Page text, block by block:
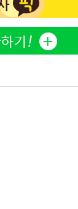
2
3
4